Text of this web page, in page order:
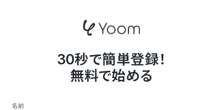
30秒で簡単登録！
無料で始める
名前